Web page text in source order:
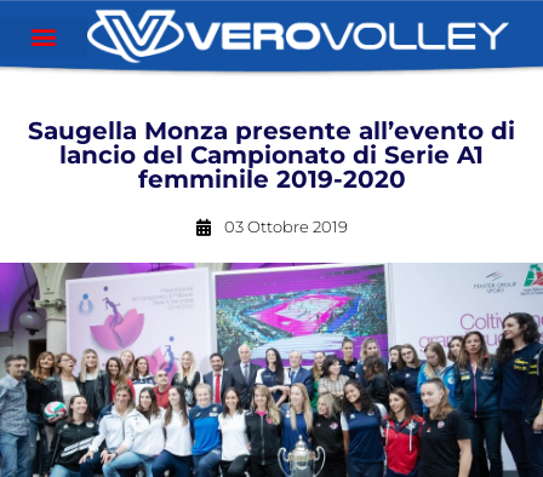
Saugella Monza presente all’evento di
lancio del Campionato di Serie A1
femminile 2019-2020
03 Ottobre 2019